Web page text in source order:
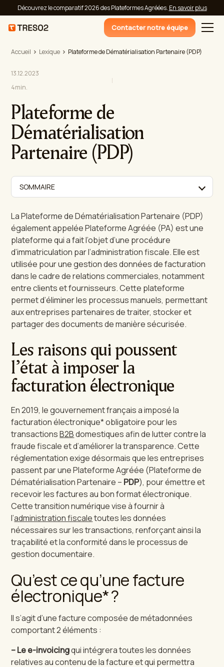
Découvrez le comparatif 2026 des Plateformes Agréées. En savoir plus
Contacter notre équipe
Accueil Lexique Plateforme de Dématérialisation Partenaire (PDP)
13.12.2023
4min.
Plateforme de
Dématérialisation
Partenaire (PDP)
SOMMAIRE
La Plateforme de Dématérialisation Partenaire (PDP)
également appelée Plateforme Agréée (PA) est une
plateforme qui a fait l’objet d’une procédure
d’immatriculation par l’administration fiscale. Elle est
utilisée pour une gestion des données de facturation
dans le cadre de relations commerciales, notamment
entre clients et fournisseurs. Cette plateforme
permet d’éliminer les processus manuels, permettant
aux entreprises partenaires de traiter, stocker et
partager des documents de manière sécurisée.
Les raisons qui poussent
l’état à imposer la
facturation électronique
En 2019, le gouvernement français a imposé la
facturation électronique* obligatoire pour les
transactionsB2Bdomestiques afin de lutter contre la
fraude fiscale et d’améliorer la transparence. Cette
réglementation exige désormais que les entreprises
passent par une Plateforme Agréée (Plateforme de
Dématérialisation Partenaire – PDP), pour émettre et
recevoir les factures au bon format électronique.
Cette transition numérique vise à fournir à
l’administration fiscaletoutes les données
nécessaires sur les transactions, renforçant ainsi la
traçabilité et la conformité dans le processus de
gestion documentaire.
Qu’est ce qu’une facture
électronique* ?
Il s’agit d’une facture composée de métadonnées
comportant 2 éléments :
– Le e-invoicingqui intégrera toutes les données
relatives au contenu de la facture et qui permettra